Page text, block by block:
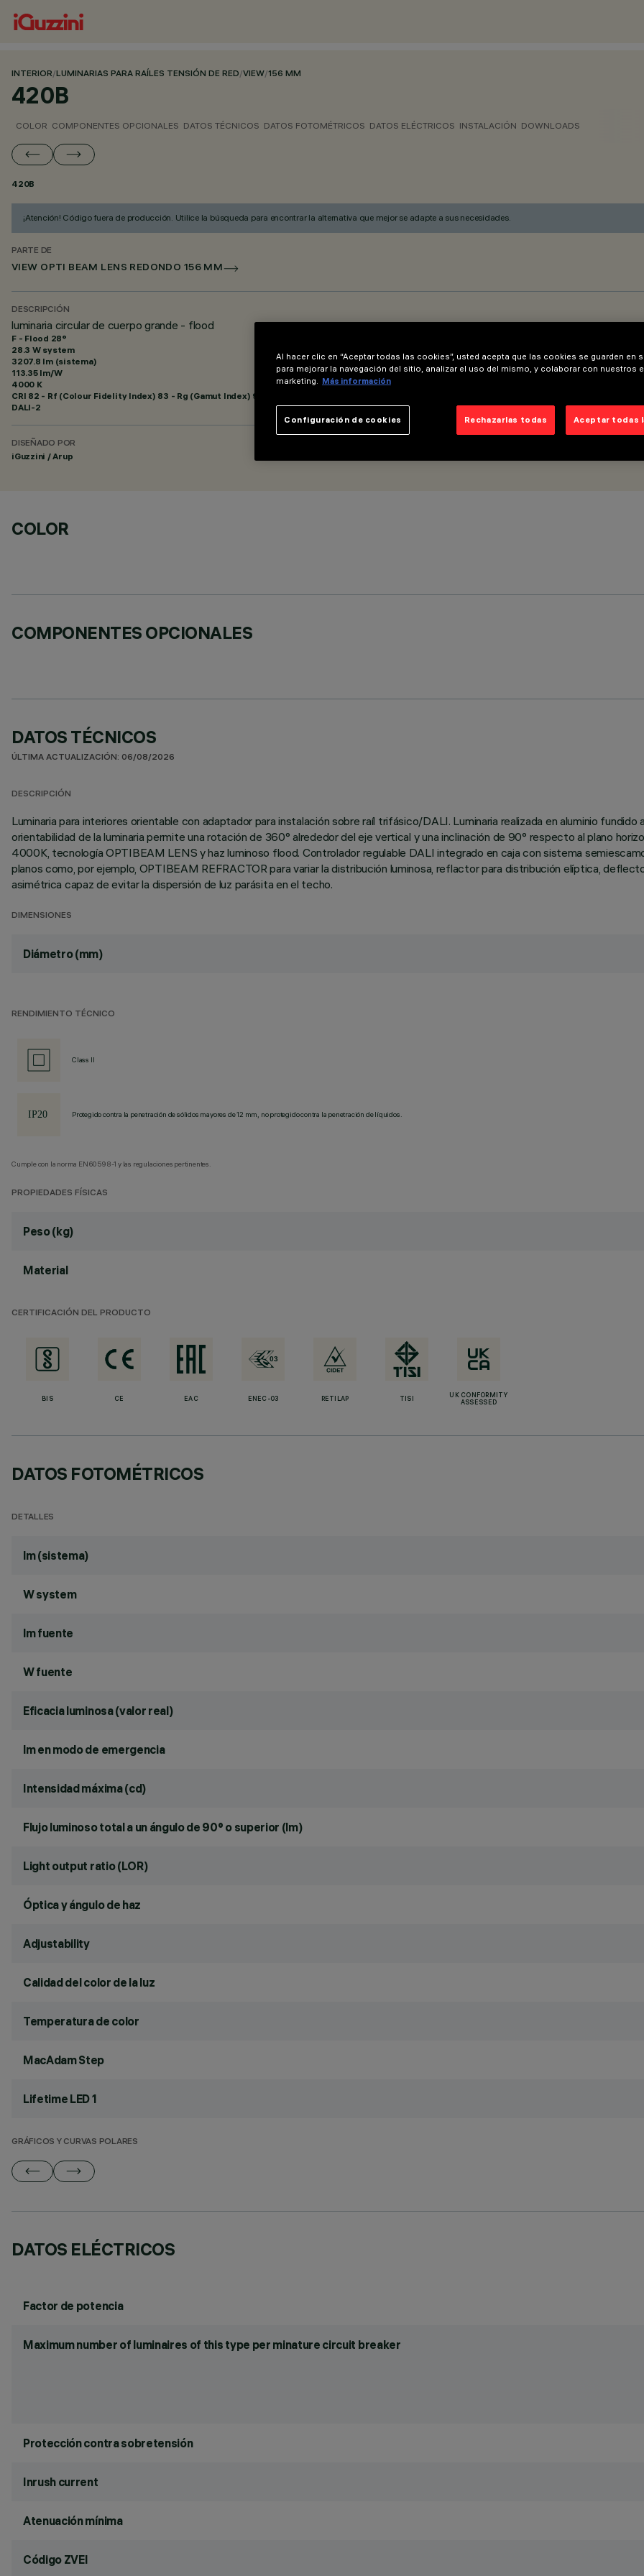
INTERIOR/LUMINARIAS PARA RAÍLES TENSIÓN DE RED/VIEW/156 MM
420B
COLOR COMPONENTES OPCIONALES DATOS TÉCNICOS DATOS FOTOMÉTRICOS DATOS ELÉCTRICOS INSTALACIÓN DOWNLOADS
420B
¡Atención! Código fuera de producción. Utilice la búsqueda para encontrar la alternativa que mejor se adapte a sus necesidades.
PARTE DE
VIEW OPTI BEAM LENS REDONDO 156 MM
DESCRIPCIÓN
luminaria circular de cuerpo grande - flood
F - Flood 28°
28.3 W system
3207.8 lm (sistema)
113.35 lm/W
4000 K
CRI 82 - Rf (Colour Fidelity Index) 83 - Rg (Gamut Index) 94
DALI-2
DISEÑADO POR
iGuzzini / Arup
COLOR
COMPONENTES OPCIONALES
DATOS TÉCNICOS
ÚLTIMA ACTUALIZACIÓN: 06/08/2026
DESCRIPCIÓN
Luminaria para interiores orientable con adaptador para instalación sobre raíl trifásico/DALI. Luminaria realizada en aluminio
orientabilidad de la luminaria permite una rotación de 360° alrededor del eje vertical y una inclinación de 90° respecto al plano
4000K, tecnología OPTIBEAM LENS y haz luminoso flood. Controlador regulable DALI integrado en caja con sistema
planos como, por ejemplo, OPTIBEAM REFRACTOR para variar la distribución luminosa, reflactor para distribución elíptica,
asimétrica capaz de evitar la dispersión de luz parásita en el techo.
DIMENSIONES
Diámetro (mm)
RENDIMIENTO TÉCNICO
Class II
Protegido contra la penetración de sólidos mayores de 12 mm, no protegido contra la penetración de líquidos.
Cumple con la norma EN60598-1 y las regulaciones pertinentes.
PROPIEDADES FÍSICAS
Peso (kg)
Material
CERTIFICACIÓN DEL PRODUCTO
BIS CE EAC ENEC-03 RETILAP TISI
UK CONFORMITY
ASSESSED
DATOS FOTOMÉTRICOS
DETALLES
lm (sistema)
W system
lm fuente
W fuente
Eficacia luminosa (valor real)
lm en modo de emergencia
Intensidad máxima (cd)
Flujo luminoso total a un ángulo de 90° o superior (lm)
Light output ratio (LOR)
Óptica y ángulo de haz
Adjustability
Calidad del color de la luz
Temperatura de color
MacAdam Step
Lifetime LED 1
GRÁFICOS Y CURVAS POLARES
DATOS ELÉCTRICOS
Factor de potencia
Maximum number of luminaires of this type per minature circuit breaker
Protección contra sobretensión
Inrush current
Atenuación mínima
Código ZVEI
Al hacer clic en “Aceptar todas las cookies”, usted acepta que las cookies se guarden en
para mejorar la navegación del sitio, analizar el uso del mismo, y colaborar con nuestros
marketing. Más información
Rechazarlas todas Aceptar todas
Configuración de cookies